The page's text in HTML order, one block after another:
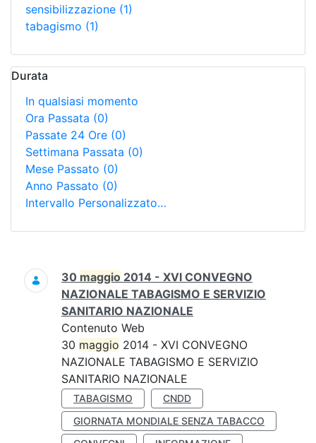
sensibilizzazione (1)
tabagismo (1)
Durata
In qualsiasi momento
Ora Passata (0)
Passate 24 Ore (0)
Settimana Passata (0)
Mese Passato (0)
Anno Passato (0)
Intervallo Personalizzato…
Ricerca
30 maggio 2014 - XVI CONVEGNO
NAZIONALE TABAGISMO E SERVIZIO
SANITARIO NAZIONALE
Contenuto Web
30 maggio 2014 - XVI CONVEGNO
NAZIONALE TABAGISMO E SERVIZIO
SANITARIO NAZIONALE
TABAGISMO
CNDD
GIORNATA MONDIALE SENZA TABACCO